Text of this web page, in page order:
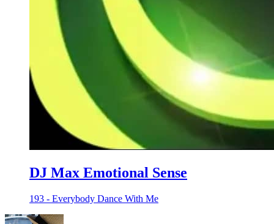
DJ Max Emotional Sense
193 - Everybody Dance With Me